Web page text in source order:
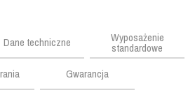
Dane techniczne Wyposażenie
standardowe
Gwarancja